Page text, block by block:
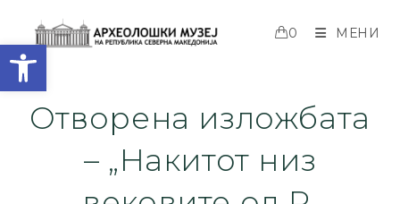
Open toolbar
0 МЕНИ
Отворена изложбата
– „Накитот низ